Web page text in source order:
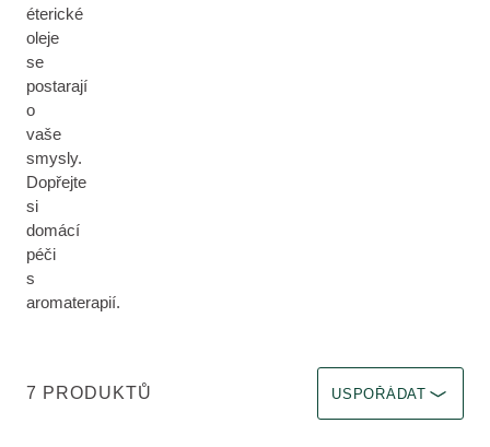
éterické
oleje
se
postarají
o
vaše
smysly.
Dopřejte
si
domácí
péči
s
aromaterapií.
7 PRODUKTŮ USPOŘÁDAT